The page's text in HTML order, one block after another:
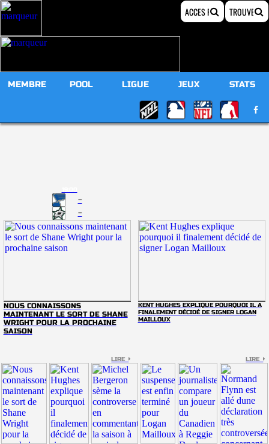
MEMBRE POOL LIGUE JEUX STATS
-
-
NOUS CONNAISSONS
MAINTENANT LE SORT DE SHANE
WRIGHT POUR LA PROCHAINE
SAISON
LIRE
KENT HUGHES EXPLIQUE POURQUOI IL A
FINALEMENT DÉCIDÉ DE SIGNER LOGAN
MAILLOUX
LIRE